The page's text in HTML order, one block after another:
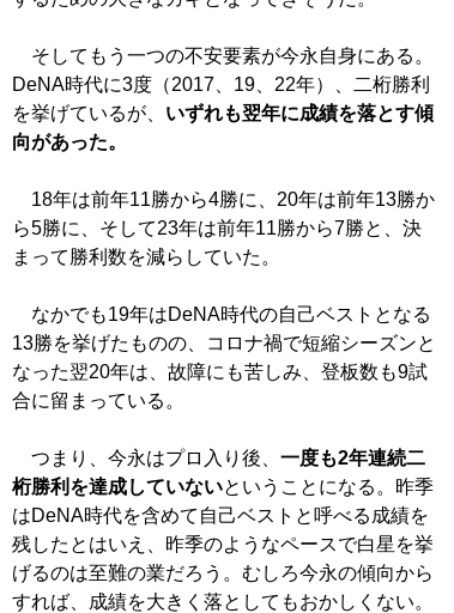
そしてもう一つの不安要素が今永自身にある。
DeNA時代に3度（2017、19、22年）、二桁勝利
を挙げているが、 いずれも翌年に成績を落とす傾
向があった。
18年は前年11勝から4勝に、20年は前年13勝か
ら5勝に、そして23年は前年11勝から7勝と、決
まって勝利数を減らしていた。
なかでも19年はDeNA時代の自己ベストとなる
13勝を挙げたものの、コロナ禍で短縮シーズンと
なった翌20年は、故障にも苦しみ、登板数も9試
合に留まっている。
つまり、今永はプロ入り後、 一度も2年連続二
桁勝利を達成していないということになる。昨季
はDeNA時代を含めて自己ベストと呼べる成績を
残したとはいえ、昨季のようなペースで白星を挙
げるのは至難の業だろう。むしろ今永の傾向から
すれば、成績を大きく落としてもおかしくない。